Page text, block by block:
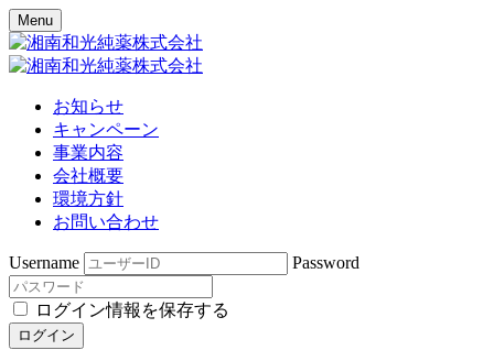
Menu
お知らせ
キャンペーン
事業内容
会社概要
環境方針
お問い合わせ
Username Password
ログイン情報を保存する
ログイン